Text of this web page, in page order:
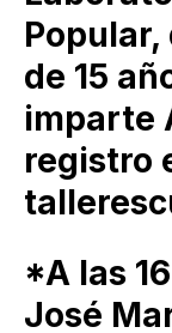
de 15
imparte
registro
*A las
José